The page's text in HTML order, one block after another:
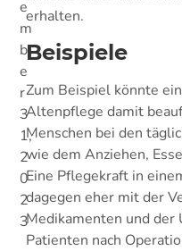
e
m
b
e
r
3
1,
2
0
2
3
erhalten.
Beispiele
Zum Beispiel könnte
Altenpflege damit
Menschen bei den
wie dem Anziehen,
Eine Pflegekraft in
dagegen eher mit der
Medikamenten und der
Patienten nach